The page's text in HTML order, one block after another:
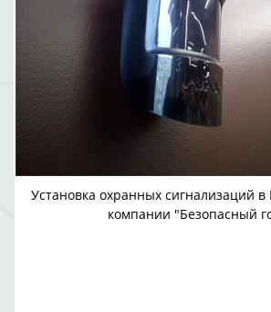
Установка охранных сигнализаций
компании "Безопасный